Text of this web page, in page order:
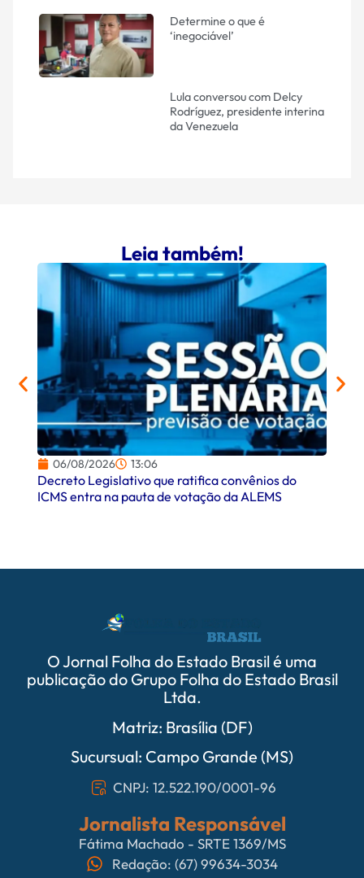
Determine o que é
‘inegociável’
Lula conversou com Delcy
Rodríguez, presidente interina
da Venezuela
Leia também!
06/08/2026 13:06
Decreto Legislativo que ratifica convênios do
ICMS entra na pauta de votação da ALEMS
O Jornal Folha do Estado Brasil é uma
publicação do Grupo Folha do Estado Brasil
Ltda.
Matriz: Brasília (DF)
Sucursual: Campo Grande (MS)
CNPJ: 12.522.190/0001-96
Jornalista Responsável
Fátima Machado - SRTE 1369/MS
Redação: (67) 99634-3034